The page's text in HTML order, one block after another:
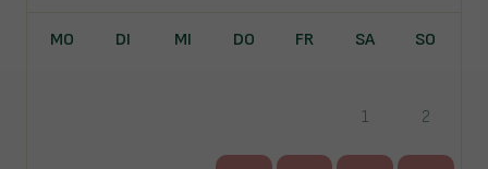
MO DI MI DO FR SA SO
1 2